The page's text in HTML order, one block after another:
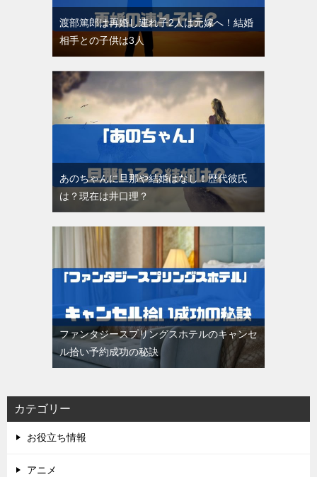
渡部篤郎は再婚し連れ子2人は元嫁へ！結婚
相手との子供は3人
あのちゃんに旦那や結婚はなし！歴代彼氏
は？現在は井口理？
ファンタジースプリングスホテルのキャンセ
ル拾い予約成功の秘訣
カテゴリー
お役立ち情報
アニメ